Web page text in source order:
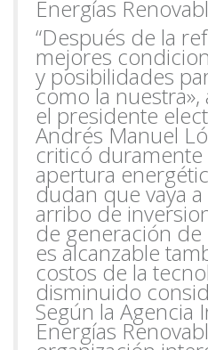
Energías
“Después de la
mejores
y posibilidades
como la
el presidente
Andrés Manuel
criticó duramente
apertura
dudan que vaya
arribo de
de generación de
es alcanzable
costos de la
disminuido
Según la Agencia
Energías